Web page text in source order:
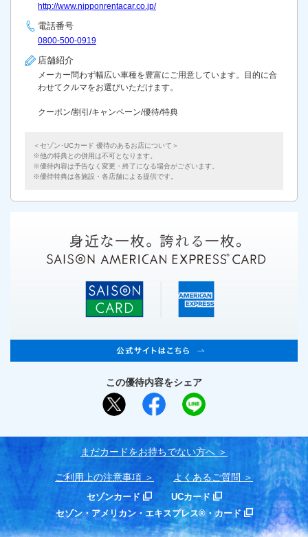
http://www.nipponrentacar.co.jp/
電話番号
0800-500-0919
店舗紹介
メーカー問わず幅広い車種を豊富にご用意しています。目的に合
わせてクルマをお選びいただけます。
クーポン/割引/キャンペーン/優待/特典
＜セゾン･UCカード 優待のあるお店について＞
他の特典との併用は不可となります。
優待内容は予告なく変更・終了になる場合がございます。
優待特典は各施設・各店舗による提供です。
この優待内容をシェア
まだカードをお持ちでない⽅へ
ご利用上の注意事項 よくあるご質問
セゾンカード
UCカード
セゾン・アメリカン・エキスプレス®・カード